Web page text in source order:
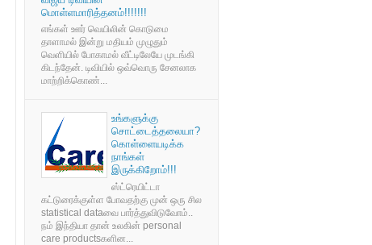
மொள்ளமாரித்தனம்!!!!!!!
எங்கள் ஊர் வெயிலின் கொடுமை
தாளாமல் இன்று மதியம் முழுதும்
வெளியில் போகாமல் வீட்டிலேயே முடங்கி
கிடந்தேன். டிவியில் ஒவ்வொரு சேனலாக
மாற்றிக்கொண்...
உங்களுக்கு
சொட்டைத்தலையா?
கொள்ளையடிக்க
நாங்கள்
இருக்கிறோம்!!!
ஸ்ட்ரெயிட்டா
கட்டுரைக்குள்ள போவதற்கு முன் ஒரு சில
statistical dataவை பார்த்துவிடுவோம்..
நம் இந்தியா தான் உலகின் personal
care productsகளின...